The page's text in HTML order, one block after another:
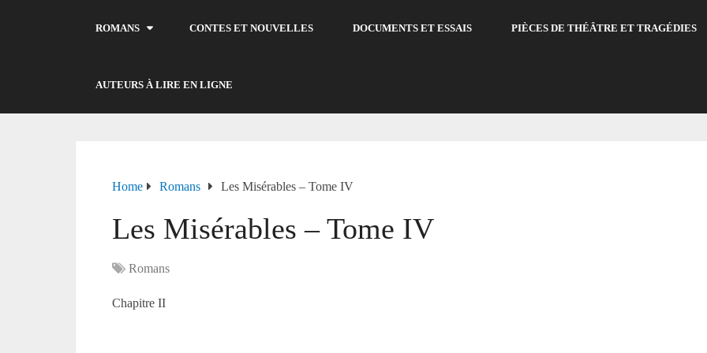
ROMANS CONTES ET NOUVELLES DOCUMENTS ET ESSAIS PIÈCES DE THÉÂTRE ET TRAGÉDIES
AUTEURS À LIRE EN LIGNE
Home Romans Les Misérables – Tome IV
Les Misérables – Tome IV
Romans
Chapitre II